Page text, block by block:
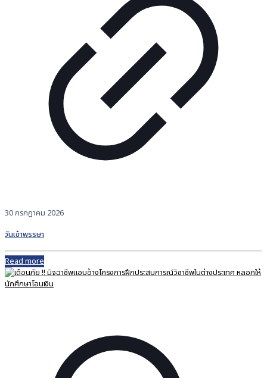
30 กรกฎาคม 2026
วันเข้าพรรษา
Read more